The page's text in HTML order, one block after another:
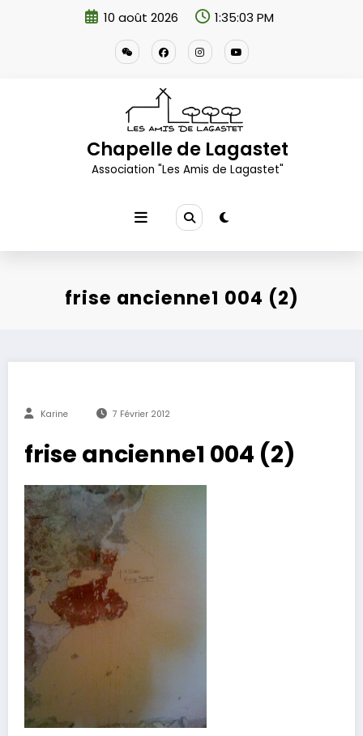
10 août 2026 1:35:04 PM
Chapelle de Lagastet
Association "Les Amis de Lagastet"
frise ancienne1 004 (2)
Karine 7 Février 2012
frise ancienne1 004 (2)